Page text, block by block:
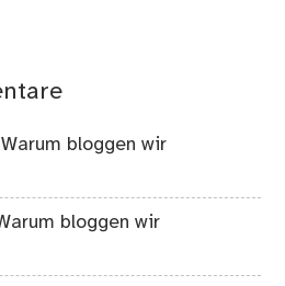
bloggen wir
bloggen wir